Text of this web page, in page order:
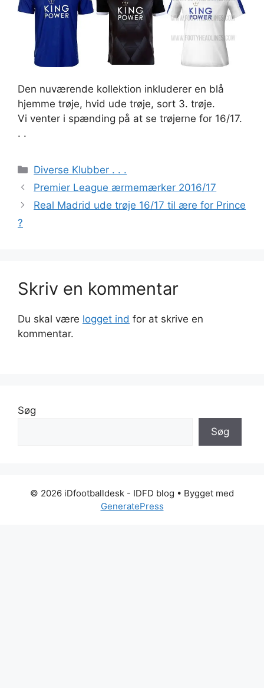
Den nuværende kollektion inkluderer en blå
hjemme trøje, hvid ude trøje, sort 3. trøje.
Vi venter i spænding på at se trøjerne for 16/17.
. .
Kategorier
Diverse Klubber . . .
Premier League ærmemærker 2016/17
Real Madrid ude trøje 16/17 til ære for Prince
?
Skriv en kommentar
Du skal være logget ind for at skrive en
kommentar.
Søg
Søg
© 2026 iDfootballdesk - IDFD blog • Bygget med
GeneratePress